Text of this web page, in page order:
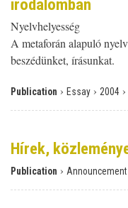
irodalomban
Nyelvhelyesség
A metaforán alapuló
beszédünket, írásunkat.
Publication › Essay › 2004 ›
Hírek,
Publication › Announcement